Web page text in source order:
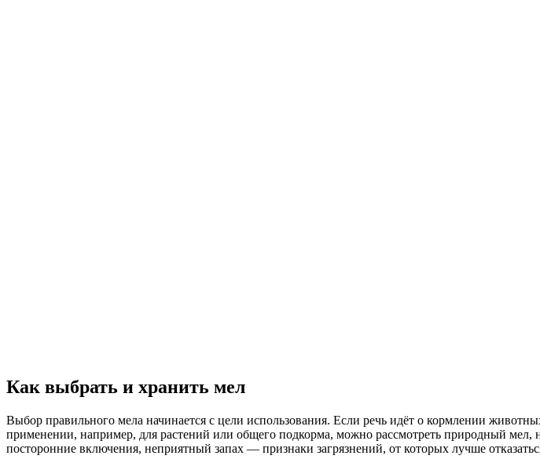
Как выбрать и хранить мел
Выбор правильного мела начинается с цели использования. Если речь идёт о кормлении
применении, например, для растений или общего подкорма, можно рассмотреть природный
посторонние включения, неприятный запах — признаки загрязнений, от которых лучше